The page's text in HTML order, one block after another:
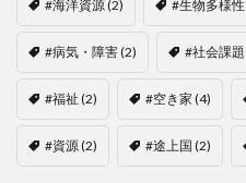
#海洋資源(2) #生物多様性
#病気・障害(2) #社会課題
#福祉 (2) #空き家 (4)
#資源(2) #途上国 (2)